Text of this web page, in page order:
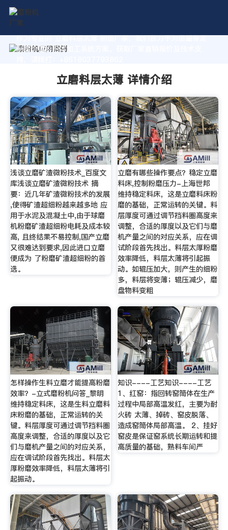
作为专业的 立磨料层太薄 制造厂家，我们致力于为您量身定
制高价值的粉体加工系统方案。获取厂家直销报价及技术支
立磨料层太薄 详情介绍
浅谈立磨矿渣微粉技术_百度文
库浅谈立磨矿渣微粉技术 摘
要：近几年矿渣微粉技术的发展
,使得矿渣超细粉越来越多地 应
用于水泥及混凝土中,由于球磨
机粉磨矿渣超细粉电耗及成本较
高, 且终结果不易控制,国产立磨
又很难达到要求,因此进口立磨
便成为 了粉磨矿渣超细粉的首
选。
立磨有哪些操作要点？稳定立磨
料床,控制粉磨压力-上海世邦
维持稳定料床，这是立磨料床粉
磨的基础，正常运转的关键。料
层厚度可通过调节挡料圈高度来
调整，合适的厚度以及它们与磨
机产量之间的对应关系，应在调
试阶段首先找出。料层太厚粉磨
效率降低，料层太薄将引起振
动。如辊压加大，则产生的细粉
多，料层将变薄；辊压减少，磨
盘物料变粗
怎样操作生料立磨才能提高粉磨
效率？-立式磨粉机问答_黎明
维持稳定料床，这是生料立磨料
床粉磨的基础，正常运转的关
键。料层厚度可通过调节挡料圈
高度来调整，合适的厚度以及它
们与磨机产量之间的对应关系，
应在调试阶段首先找出。料层太
厚粉磨效率降低，料层太薄将引
起振动。
知识----工艺知识----工艺
1、红窑：指回转窑筒体在生产
过程中局部高温发红，主要为耐
火砖 太薄、掉砖、窑皮脱落、
造成窑筒体局部高温。 2、挂好
窑皮是保证窑系统长期运转和提
高质量的基础，熟料车间严